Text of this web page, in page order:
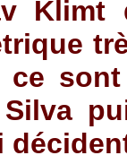
Klimt
ce
Silva